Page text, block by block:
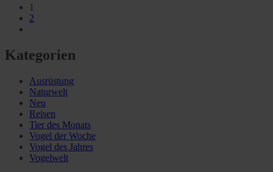
1
2
Kategorien
Ausrüstung
Naturwelt
Neu
Reisen
Tier des Monats
Vogel der Woche
Vogel des Jahres
Vogelwelt